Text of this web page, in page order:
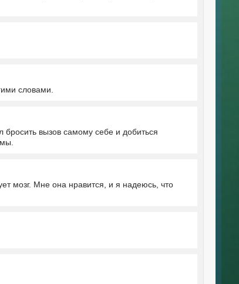
словами.
вызов самому себе и добиться
мозг. Мне она нравится, и я надеюсь, что